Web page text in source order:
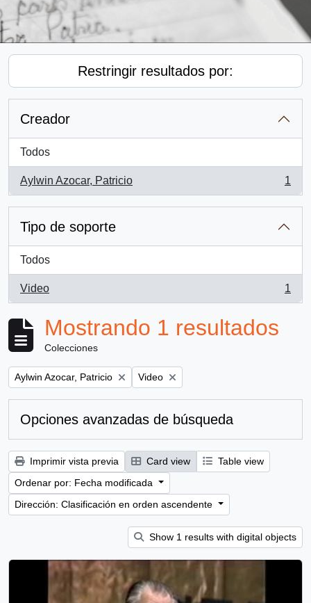
Restringir resultados por:
Creador
Todos
Aylwin Azocar, Patricio
, 1 resultados
1
Tipo de soporte
Todos
Video
, 1 resultados
1
Mostrando 1 resultados
Colecciones
Remove filter:
Aylwin Azocar, Patricio Remove filter:
Video
Opciones avanzadas de búsqueda
Imprimir vista previa Card view
Table view
Ordenar por: Fecha modificada
Dirección: Clasificación en orden ascendente
Show 1 results with digital objects